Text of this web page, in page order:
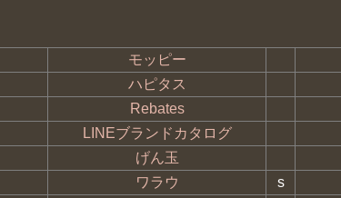
モッピー
ハピタス
Rebates
LINEブランドカタログ
げん玉
ワラウ s